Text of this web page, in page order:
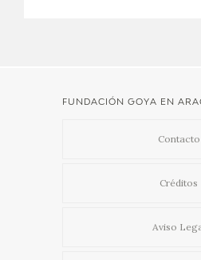
FUNDACIÓN GOYA EN
Contacto
Créditos
Aviso